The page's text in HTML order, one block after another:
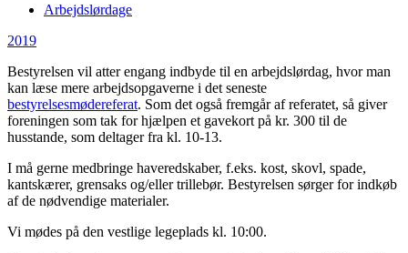
Arbejdslørdage
2019
Bestyrelsen vil atter engang indbyde til en arbejdslørdag, hvor man
kan læse mere arbejdsopgaverne i det seneste
bestyrelsesmødereferat. Som det også fremgår af referatet, så giver
foreningen som tak for hjælpen et gavekort på kr. 300 til de
husstande, som deltager fra kl. 10-13.
I må gerne medbringe haveredskaber, f.eks. kost, skovl, spade,
kantskærer, grensaks og/eller trillebør. Bestyrelsen sørger for indkøb
af de nødvendige materialer.
Vi mødes på den vestlige legeplads kl. 10:00.